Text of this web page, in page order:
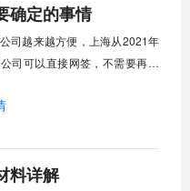
的创业者对上海青眼有加？答
确定的事情
公司越来越方便，上海从2021年
司可以直接网签，不需要再去
广大的创业者减负了。现在我
。
料详解